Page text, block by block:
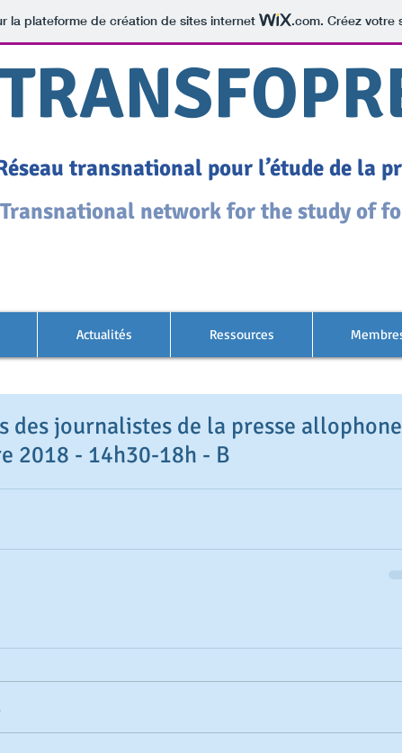
la plateforme de création de sites internet .com. Créez votre
transnational pour l’étude de la
Transnational network for the study of
Actualités Ressources
des journalistes de la presse
2018 - 14h30-18h - B